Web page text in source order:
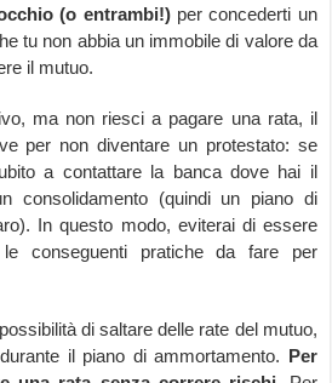
(o entrambi!)per concederti un
tu non abbia un immobile di valore da
il mutuo.
ma non riesci a pagare una rata, il
per non diventare un protestato: se
a contattare la banca dove hai il
consolidamento (quindi un piano di
In questo modo, eviterai di essere
conseguenti pratiche da fare per
di saltare delle rate del mutuo,
il piano di ammortamento. Per